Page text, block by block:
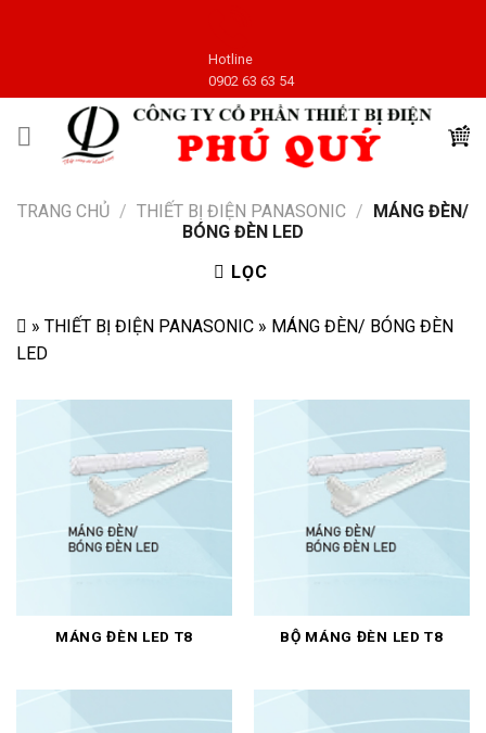
Hotline
0902 63 63 54
TRANG CHỦ / THIẾT BỊ ĐIỆN PANASONIC / MÁNG ĐÈN/
BÓNG ĐÈN LED
LỌC
» THIẾT BỊ ĐIỆN PANASONIC » MÁNG ĐÈN/ BÓNG ĐÈN
LED
MÁNG ĐÈN LED T8 BỘ MÁNG ĐÈN LED T8